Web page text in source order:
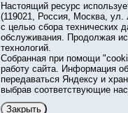
Настоящий ресурс
(119021, Россия, Москва,
с целью сбора технических
обслуживания. Продолжая
технологий.
Собранная при помощи
работу сайта. Информация
передаваться Яндексу и
выбрав соответствующие
Закрыть